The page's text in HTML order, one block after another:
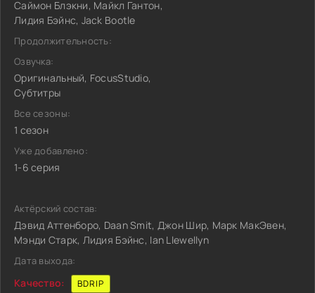
Саймон Блэкни, Майкл Гантон,
Лидия Бэйнс, Jack Bootle
Продолжительность:
Озвучка:
Оригинальный, FocusStudio,
Субтитры
Все сезоны:
1 сезон
Уже добавлено:
1-6 серия
Актёрский состав:
Дэвид Аттенборо, Daan Smit, Джон Шир, Марк МакЭвен,
Мэнди Старк, Лидия Бэйнс, Ian Llewellyn
Дата выхода:
Качество: BDRIP